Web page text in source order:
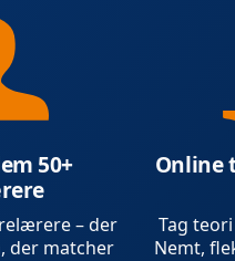
50+
– der
der matcher
Online
Tag
Nemt,